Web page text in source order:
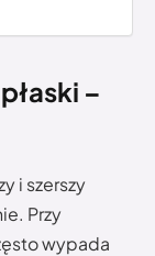
–
i szerszy
Przy
wypada